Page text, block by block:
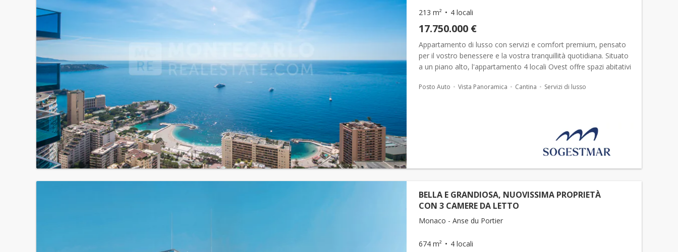
213 m² 4 locali
17.750.000 €
Appartamento di lusso con servizi e comfort premium, pensato
per il vostro benessere e la vostra tranquillità quotidiana. Situato
a un piano alto, l'appartamento 4 locali Ovest offre spazi abitativi
Posto Auto Vista Panoramica Cantina Servizi di lusso
BELLA E GRANDIOSA, NUOVISSIMA PROPRIETÀ
CON 3 CAMERE DA LETTO
Monaco - Anse du Portier
674 m² 4 locali